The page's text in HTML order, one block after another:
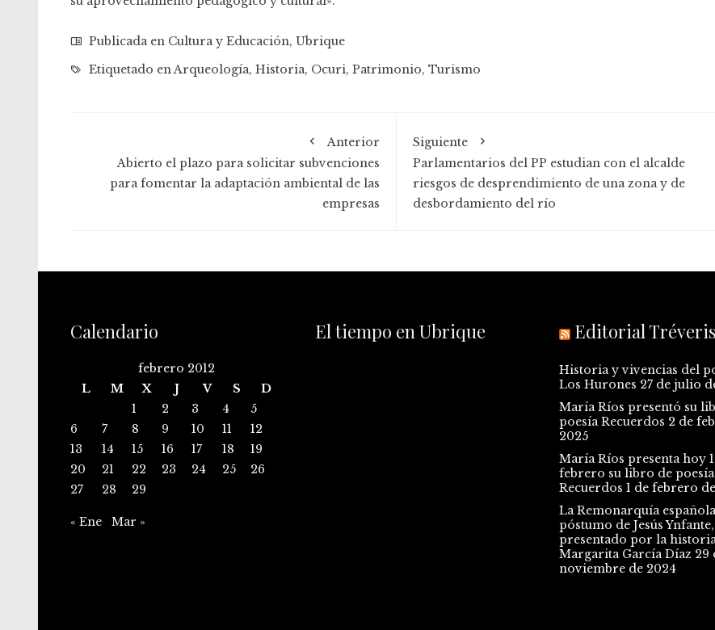
Publicada en Cultura y Educación, Ubrique
Etiquetado enArqueología, Historia, Ocuri, Patrimonio, Turismo
Anterior
Abierto el plazo para solicitar subvenciones
para fomentar la adaptación ambiental de las
empresas
Siguiente
Parlamentarios del PP estudian con el alcalde
riesgos de desprendimiento de una zona y de
desbordamiento del río
Calendario
febrero 2012
L
M X J V S
D
1
2 3 4
5
6
7 8 9 10 11
12
13
14 15 16 17 18
19
20
21 22 23 24 25
26
27
28 29
« Ene Mar »
El tiempo en Ubrique Editorial Tréveris
Historia y vivencias del
Los Hurones 27 de julio
María Ríos presentó su
poesía Recuerdos 2 de
2025
María Ríos presenta hoy
febrero su libro de poesía
Recuerdos 1 de febrero
La Remonarquía
póstumo de Jesús Ynfante,
presentado por la
Margarita García Díaz 29
noviembre de 2024